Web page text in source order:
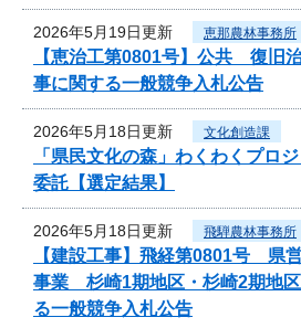
2026年5月19日更新 恵那農林事務所
【恵治工第0801号】公共 復旧
事に関する一般競争入札公告
2026年5月18日更新 文化創造課
「県民文化の森」わくわくプロ
委託【選定結果】
2026年5月18日更新 飛騨農林事務所
【建設工事】飛経第0801号 県
事業 杉崎1期地区・杉崎2期地
る一般競争入札公告